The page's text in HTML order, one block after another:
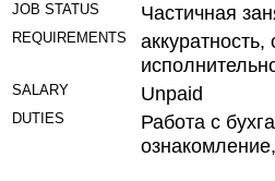
JOB STATUS Частичная
REQUIREMENTS
SALARY Unpaid
DUTIES
Работа с